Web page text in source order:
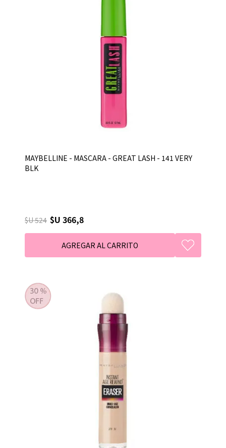
MAYBELLINE - MASCARA - GREAT LASH - 141 VERY
BLK
$U 524 $U 366,8